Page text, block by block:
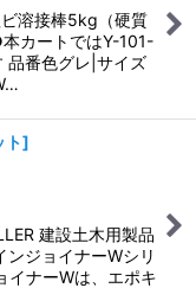
溶接棒5kg（硬質
カートではY-101-
品番色グレ|サイズ
]
建設土木用製品
ジョイナーWシリ
イナーWは、エポキ